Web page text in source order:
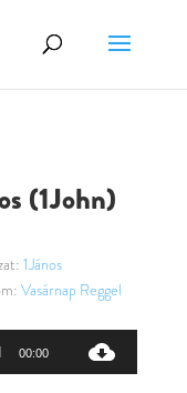
(1John)
1János
Vasárnap Reggel
00:00